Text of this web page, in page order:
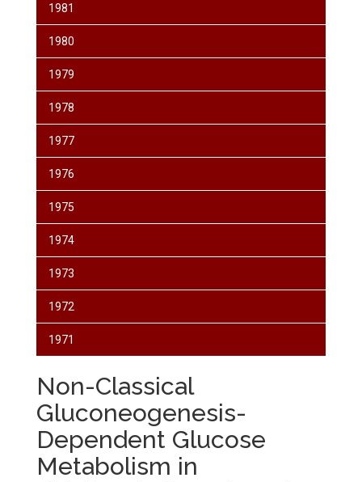
1981
1980
1979
1978
1977
1976
1975
1974
1973
1972
1971
Non-Classical
Gluconeogenesis-
Dependent Glucose
Metabolism in